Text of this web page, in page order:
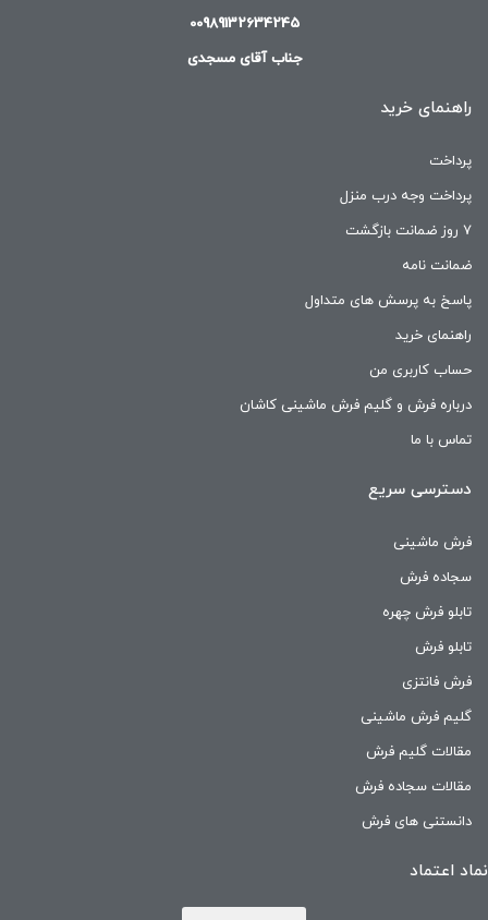
00989132634245
جناب آقای مسجدی
راهنمای خرید
پرداخت
پرداخت وجه درب منزل
۷ روز ضمانت بازگشت
ضمانت نامه
پاسخ به پرسش های متداول
راهنمای خرید
حساب کاربری من
درباره فرش و گلیم فرش ماشینی کاشان
تماس با ما
دسترسی سریع
فرش ماشینی
سجاده فرش
تابلو فرش چهره
تابلو فرش
فرش فانتزی
گلیم فرش ماشینی
مقالات گلیم فرش
مقالات سجاده فرش
دانستنی های فرش
نماد اعتماد